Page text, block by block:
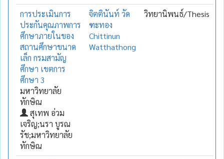
การประเมินการ
ประกันคุณภาพการ
ศึกษาภายในของ
สถานศึกษาขนาด
เล็ก กรมสามัญ
ศึกษา เขตการ
ศึกษา 3
มหาวิทยาลัย
ทักษิณ
สุเทพ อ่วม
เจริญ;นรา บูรณ
รัช;มหาวิทยาลัย
ทักษิณ
จิตตินันท์ วัด
ฑะทอง
Chittinun
Watthathong
วิทยานิพนธ์/Thesis